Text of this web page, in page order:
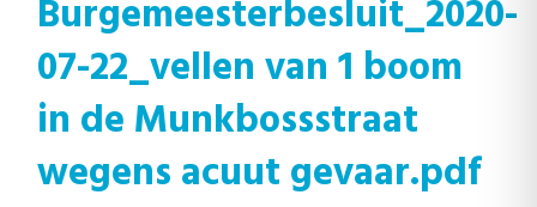
Burgemeesterbesluit_2020-
07-22_vellen van 1 boom
in de Munkbossstraat
wegens acuut gevaar.pdf